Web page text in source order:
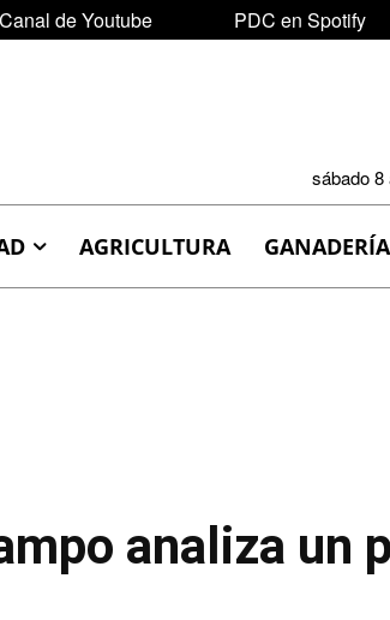
Canal de Youtube PDC en Spotify
sábado 8
AGRICULTURA GANADERÍA
analiza un